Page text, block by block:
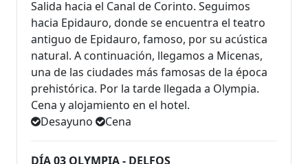
Salida hacia el Canal de Corinto. Seguimos
hacia Epidauro, donde se encuentra el teatro
antiguo de Epidauro, famoso, por su acústica
natural. A continuación, llegamos a Micenas,
una de las ciudades más famosas de la época
prehistórica. Por la tarde llegada a Olympia.
Cena y alojamiento en el hotel.
Desayuno
Cena
DÍA 03 OLYMPIA - DELFOS